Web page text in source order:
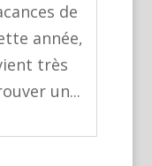
de
année,
très
un...